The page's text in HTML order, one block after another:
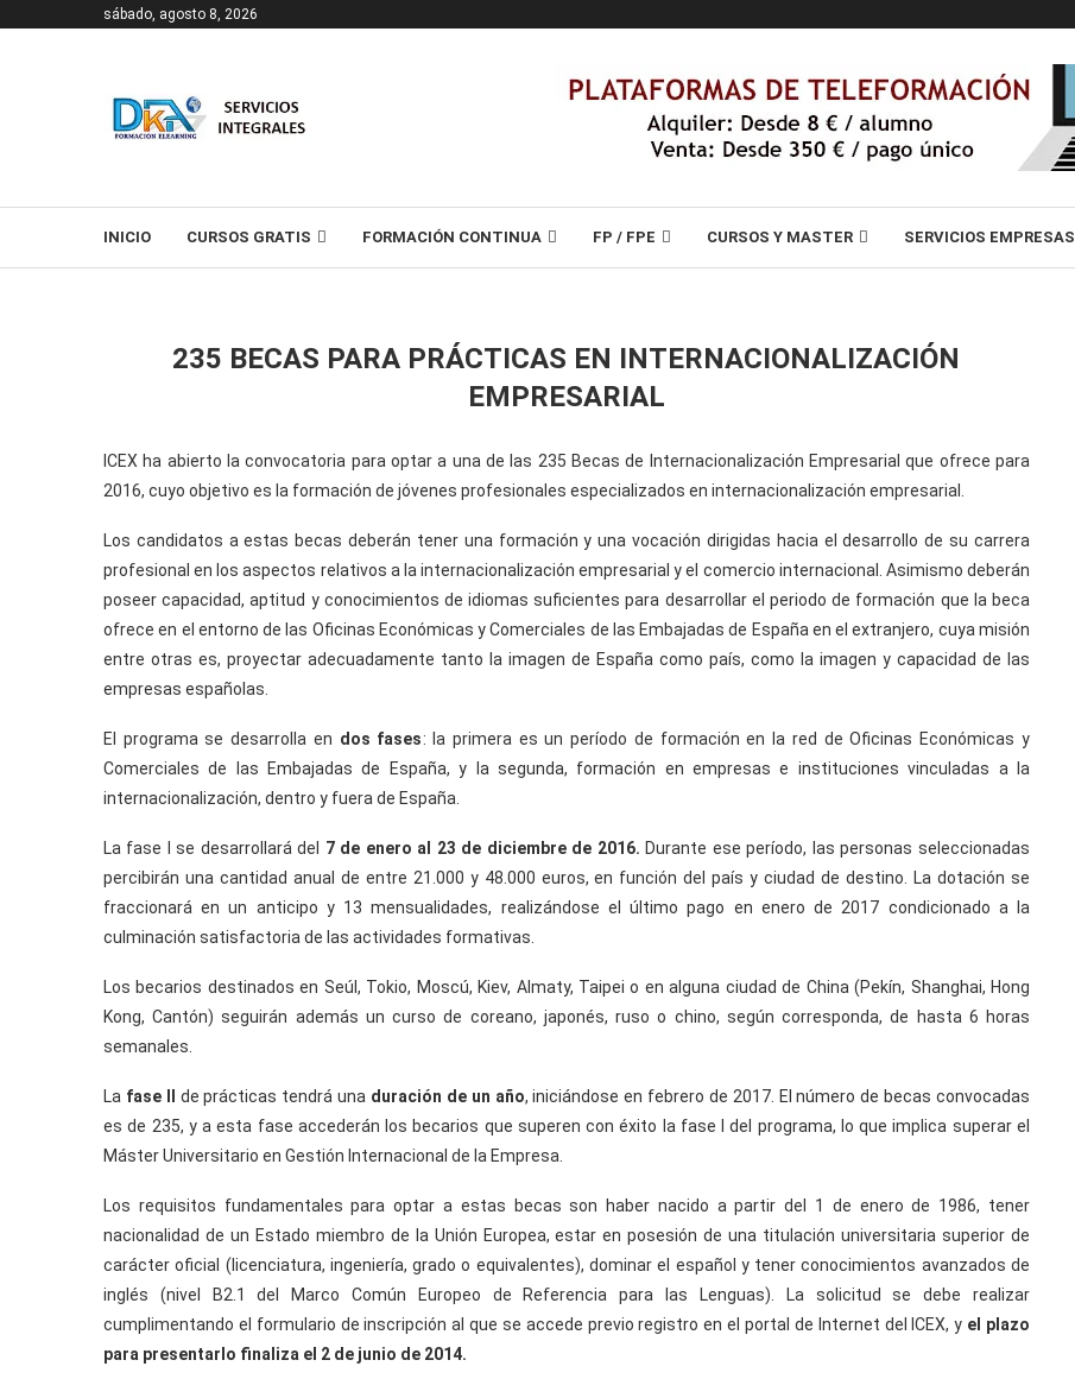
sábado, agosto 8, 2026
INICIO CURSOS GRATIS FORMACIÓN CONTINUA FP / FPE CURSOS Y MASTER SERVICIOS EMPRESAS
235 BECAS PARA PRÁCTICAS EN INTERNACIONALIZACIÓN
EMPRESARIAL
ICEX ha abierto la convocatoria para optar a una de las 235 Becas de Internacionalización Empresarial que ofrece para
2016, cuyo objetivo es la formación de jóvenes profesionales especializados en internacionalización empresarial.
Los candidatos a estas becas deberán tener una formación y una vocación dirigidas hacia el desarrollo de su carrera
profesional en los aspectos relativos a la internacionalización empresarial y el comercio internacional. Asimismo deberán
poseer capacidad, aptitud y conocimientos de idiomas suficientes para desarrollar el periodo de formación que la beca
ofrece en el entorno de las Oficinas Económicas y Comerciales de las Embajadas de España en el extranjero, cuya misión
entre otras es, proyectar adecuadamente tanto la imagen de España como país, como la imagen y capacidad de las
empresas españolas.
El programa se desarrolla en dos fases: la primera es un período de formación en la red de Oficinas Económicas y
Comerciales de las Embajadas de España, y la segunda, formación en empresas e instituciones vinculadas a la
internacionalización, dentro y fuera de España.
La fase I se desarrollará del 7 de enero al 23 de diciembre de 2016. Durante ese período, las personas seleccionadas
percibirán una cantidad anual de entre 21.000 y 48.000 euros, en función del país y ciudad de destino. La dotación se
fraccionará en un anticipo y 13 mensualidades, realizándose el último pago en enero de 2017 condicionado a la
culminación satisfactoria de las actividades formativas.
Los becarios destinados en Seúl, Tokio, Moscú, Kiev, Almaty, Taipei o en alguna ciudad de China (Pekín, Shanghai, Hong
Kong, Cantón) seguirán además un curso de coreano, japonés, ruso o chino, según corresponda, de hasta 6 horas
semanales.
La fase II de prácticas tendrá una duración de un año, iniciándose en febrero de 2017. El número de becas convocadas
es de 235, y a esta fase accederán los becarios que superen con éxito la fase I del programa, lo que implica superar el
Máster Universitario en Gestión Internacional de la Empresa.
Los requisitos fundamentales para optar a estas becas son haber nacido a partir del 1 de enero de 1986, tener
nacionalidad de un Estado miembro de la Unión Europea, estar en posesión de una titulación universitaria superior de
carácter oficial (licenciatura, ingeniería, grado o equivalentes), dominar el español y tener conocimientos avanzados de
inglés (nivel B2.1 del Marco Común Europeo de Referencia para las Lenguas). La solicitud se debe realizar
cumplimentando el formulario de inscripción al que se accede previo registro en el portal de Internet del ICEX, y el plazo
para presentarlo finaliza el 2 de junio de 2014.